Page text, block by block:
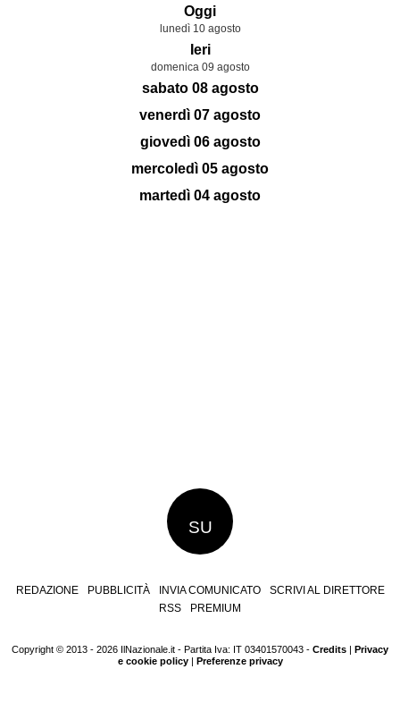
Oggi
lunedì 10 agosto
Ieri
domenica 09 agosto
sabato 08 agosto
venerdì 07 agosto
giovedì 06 agosto
mercoledì 05 agosto
martedì 04 agosto
SU
REDAZIONE PUBBLICITÀ INVIA COMUNICATO
SCRIVI AL DIRETTORE
RSS
PREMIUM
Copyright © 2013 - 2026 IlNazionale.it - Partita Iva: IT 03401570043 - Credits | Privacy
e cookie policy| Preferenze privacy